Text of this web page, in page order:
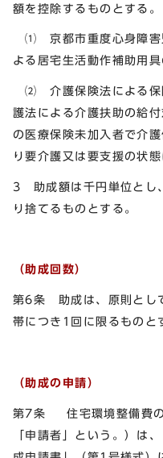
額を控除するものとする。
⑴ 京都市重度心身障害
よる居宅生活動作補助用
⑵ 介護保険法による保
護法による介護扶助の給
の医療保険未加入者で介
り要介護又は要支援の状
3 助成額は千円単位とし
り捨てるものとする。
（助成回数）
第6条 助成は、原則とし
帯につき1回に限るものと
（助成の申請）
第7条 住宅環境整備費の
「申請者」という。）は